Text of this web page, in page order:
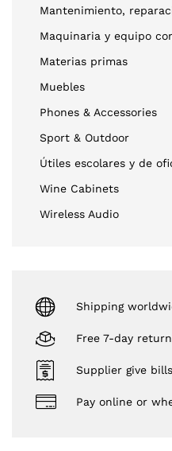
Mantenimiento,
Maquinaria y equipo
Materias primas
Muebles
Phones & Accessories
Sport & Outdoor
Útiles escolares y de
Wine Cabinets
Wireless Audio
Shipping
Free 7-day
Supplier give
Pay online or